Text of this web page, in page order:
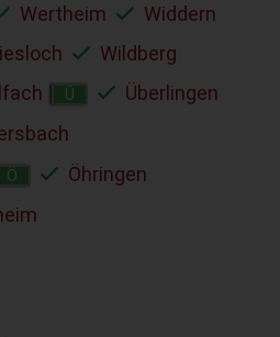
Wertheim
Widdern
Wildberg
Ü Überlingen
Ö
Öhringen